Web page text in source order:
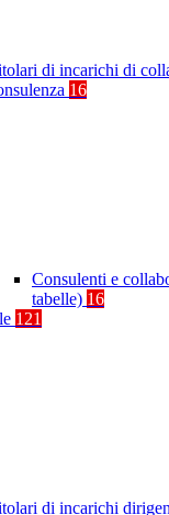
di incarichi di
16
Consulenti e
tabelle) 16
121
di incarichi